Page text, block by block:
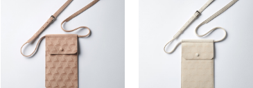
人気アイテム TOP 15